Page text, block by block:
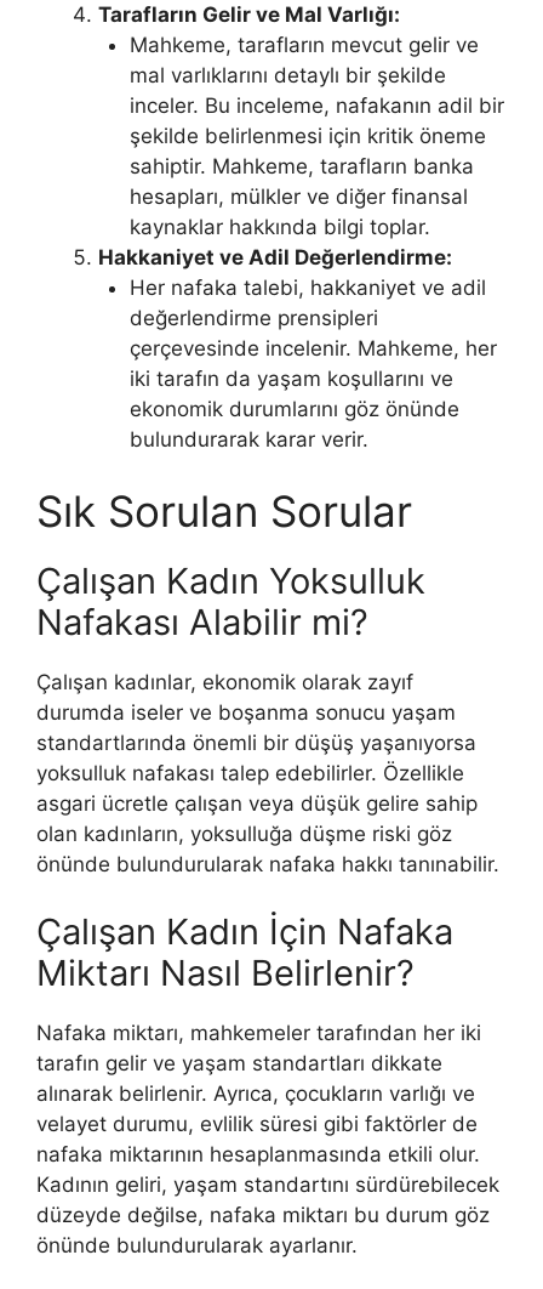
Tarafların Gelir ve Mal Varlığı:
Mahkeme, tarafların mevcut gelir ve
mal varlıklarını detaylı bir şekilde
inceler. Bu inceleme, nafakanın adil bir
şekilde belirlenmesi için kritik öneme
sahiptir. Mahkeme, tarafların banka
hesapları, mülkler ve diğer finansal
kaynaklar hakkında bilgi toplar​​.
Hakkaniyet ve Adil Değerlendirme:
Her nafaka talebi, hakkaniyet ve adil
değerlendirme prensipleri
çerçevesinde incelenir. Mahkeme, her
iki tarafın da yaşam koşullarını ve
ekonomik durumlarını göz önünde
bulundurarak karar verir​​.
Sık Sorulan Sorular
Çalışan Kadın Yoksulluk
Nafakası Alabilir mi?
Çalışan kadınlar, ekonomik olarak zayıf
durumda iseler ve boşanma sonucu yaşam
standartlarında önemli bir düşüş yaşanıyorsa
yoksulluk nafakası talep edebilirler. Özellikle
asgari ücretle çalışan veya düşük gelire sahip
olan kadınların, yoksulluğa düşme riski göz
önünde bulundurularak nafaka hakkı tanınabilir​​.
Çalışan Kadın İçin Nafaka
Miktarı Nasıl Belirlenir?
Nafaka miktarı, mahkemeler tarafından her iki
tarafın gelir ve yaşam standartları dikkate
alınarak belirlenir. Ayrıca, çocukların varlığı ve
velayet durumu, evlilik süresi gibi faktörler de
nafaka miktarının hesaplanmasında etkili olur.
Kadının geliri, yaşam standartını sürdürebilecek
düzeyde değilse, nafaka miktarı bu durum göz
önünde bulundurularak ayarlanır.